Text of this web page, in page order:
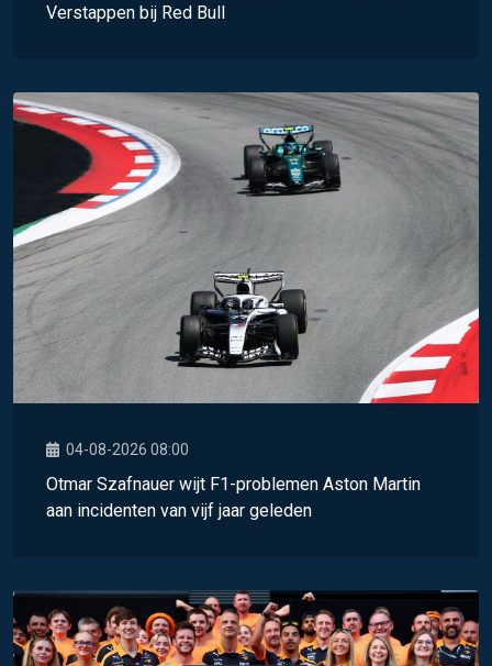
Verstappen bij Red Bull
04-08-2026 08:00
Otmar Szafnauer wijt F1-problemen Aston Martin
aan incidenten van vijf jaar geleden